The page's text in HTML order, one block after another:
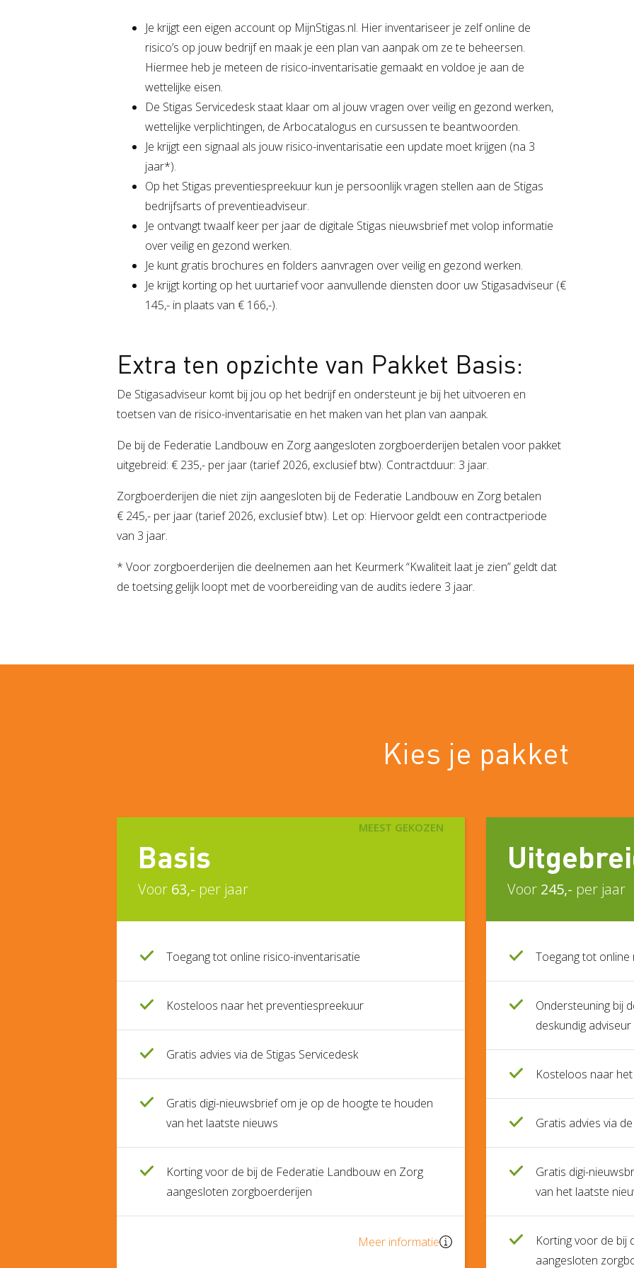
Je krijgt een eigen account op MijnStigas.nl. Hier inventariseer je zelf online de
risico’s op jouw bedrijf en maak je een plan van aanpak om ze te beheersen.
Hiermee heb je meteen de risico-inventarisatie gemaakt en voldoe je aan de
wettelijke eisen.
De Stigas Servicedesk staat klaar om al jouw vragen over veilig en gezond werken,
wettelijke verplichtingen, de Arbocatalogus en cursussen te beantwoorden.
Je krijgt een signaal als jouw risico-inventarisatie een update moet krijgen (na 3
jaar*).
Op het Stigas preventiespreekuur kun je persoonlijk vragen stellen aan de Stigas
bedrijfsarts of preventieadviseur.
Je ontvangt twaalf keer per jaar de digitale Stigas nieuwsbrief met volop informatie
over veilig en gezond werken.
Je kunt gratis brochures en folders aanvragen over veilig en gezond werken.
Je krijgt korting op het uurtarief voor aanvullende diensten door uw Stigasadviseur (€
145,- in plaats van € 166,-).
Extra ten opzichte van Pakket Basis:
De Stigasadviseur komt bij jou op het bedrijf en ondersteunt je bij het uitvoeren en
toetsen van de risico-inventarisatie en het maken van het plan van aanpak.
De bij de Federatie Landbouw en Zorg aangesloten zorgboerderijen betalen voor pakket
uitgebreid: € 235,- per jaar (tarief 2026, exclusief btw). Contractduur: 3 jaar.
Zorgboerderijen die niet zijn aangesloten bij de Federatie Landbouw en Zorg betalen
€ 245,- per jaar (tarief 2026, exclusief btw). Let op: Hiervoor geldt een contractperiode
van 3 jaar.
* Voor zorgboerderijen die deelnemen aan het Keurmerk “Kwaliteit laat je zien” geldt dat
de toetsing gelijk loopt met de voorbereiding van de audits iedere 3 jaar.
Kies je pakket
Basis
Voor 63,- per jaar
MEEST GEKOZEN
Toegang tot online risico-inventarisatie
Kosteloos naar het preventiespreekuur
Gratis advies via de Stigas Servicedesk
Gratis digi-nieuwsbrief om je op de hoogte te houden
van het laatste nieuws
Korting voor de bij de Federatie Landbouw en Zorg
aangesloten zorgboerderijen
Meer informatie
Voor 245,- per jaar
Toegang tot online
Ondersteuning bij
deskundig
Kosteloos naar
Gratis advies via
Gratis digi-
van het laatste
Korting voor de bij
aangesloten